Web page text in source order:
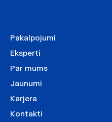
Pakalpojumi
Eksperti
Par mums
Jaunumi
Karjera
Kontakti